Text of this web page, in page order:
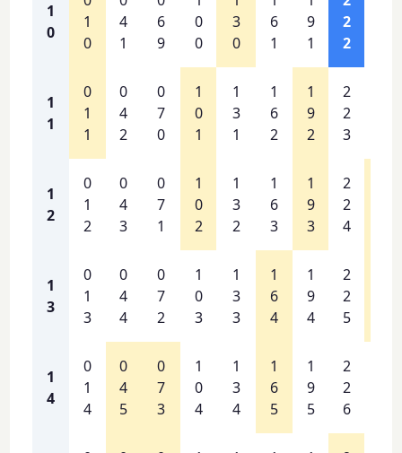
1
0
1
0
4
1
6
9
0
0
3
0
6
1
9
1
2
2
1
1
0
1
1
0
4
2
0
7
0
1
0
1
1
3
1
1
6
2
1
9
2
2
2
3
1
2
0
1
2
0
4
3
0
7
1
1
0
2
1
3
2
1
6
3
1
9
3
2
2
4
1
3
0
1
3
0
4
4
0
7
2
1
0
3
1
3
3
1
6
4
1
9
4
2
2
5
1
4
0
1
4
0
4
5
0
7
3
1
0
4
1
3
4
1
6
5
1
9
5
2
2
6